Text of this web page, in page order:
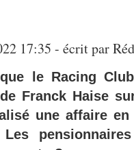
17:35 - écrit par
le Racing
Franck Haise
une affaire